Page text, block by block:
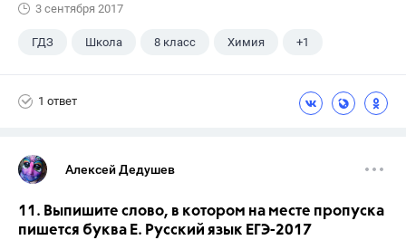
3 сентября 2017
ГДЗ Школа 8 класс Химия +1
1 ответ
Алексей Дедушев
11. Выпишите слово, в котором на месте пропуска
пишется буква Е. Русский язык ЕГЭ-2017